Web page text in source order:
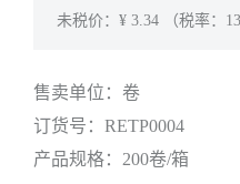
未税价：¥ 3.34 （税率：
售卖单位： 卷
订货号： RETP0004
产品规格： 200卷/箱